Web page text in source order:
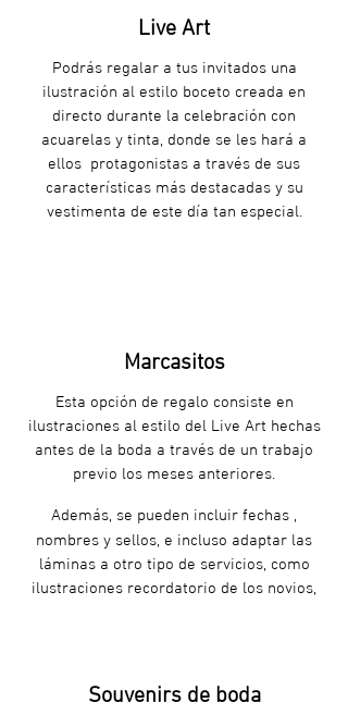
Live Art
Podrás regalar a tus invitados una
ilustración al estilo boceto creada en
directo durante la celebración con
acuarelas y tinta, donde se les hará a
ellos protagonistas a través de sus
características más destacadas y su
vestimenta de este día tan especial.
Marcasitos
Esta opción de regalo consiste en
ilustraciones al estilo del Live Art hechas
antes de la boda a través de un trabajo
previo los meses anteriores.
Además, se pueden incluir fechas ,
nombres y sellos, e incluso adaptar las
láminas a otro tipo de servicios, como
ilustraciones recordatorio de los novios,
Souvenirs de boda